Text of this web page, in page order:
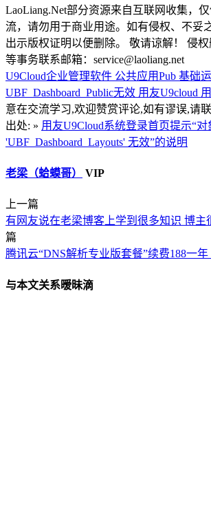
LaoLiang.Net部分资源来自互联网收集，
流，请勿用于商业用途。如有侵权、不妥
出示版权证明以便删除。 敬请谅解！ 侵
等事务联系邮箱：service@laoliang.net
U9Cloud企业管理软件 公共应用Pub 基础
UBF_Dashboard_Public无效 用友U9cloud
意在交流学习,欢迎赞赏评论,如有谬误,请
出处: » 用友U9Cloud系统登录首页提示“对
'UBF_Dashboard_Layouts' 无效”的说明
老梁（蛤蟆哥） VIP
上一篇
有网友说在老梁博客上学到很多知识 博主
篇
腾讯云“DNS解析专业版套餐”续费188一年
与本文关系暧昧滴